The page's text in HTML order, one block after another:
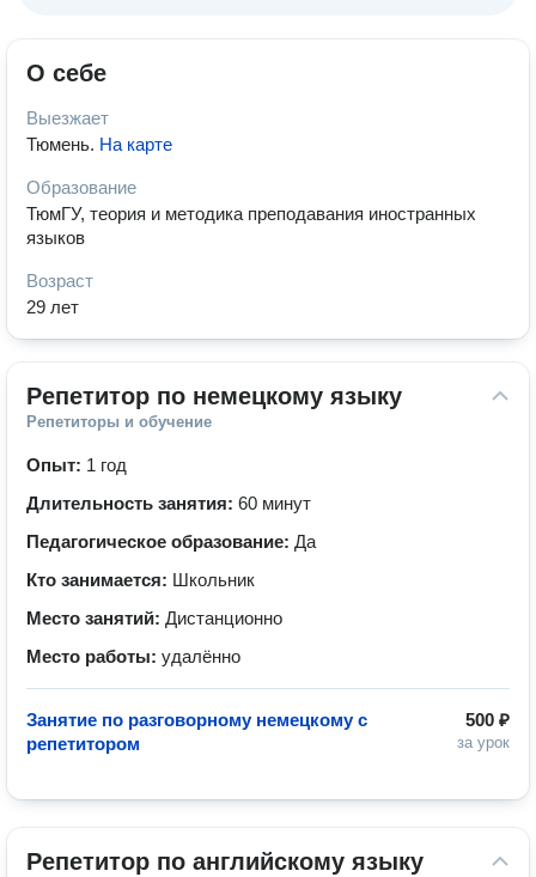
О себе
Выезжает
Тюмень. На карте
Образование
ТюмГУ, теория и методика преподавания иностранных
языков
Возраст
29 лет
Репетитор по немецкому языку
Репетиторы и обучение
Опыт: 1 год
Длительность занятия: 60 минут
Педагогическое образование: Да
Кто занимается: Школьник
Место занятий: Дистанционно
Место работы: удалённо
500 ₽
за урок
Занятие по разговорному немецкому с
репетитором
Репетитор по английскому языку